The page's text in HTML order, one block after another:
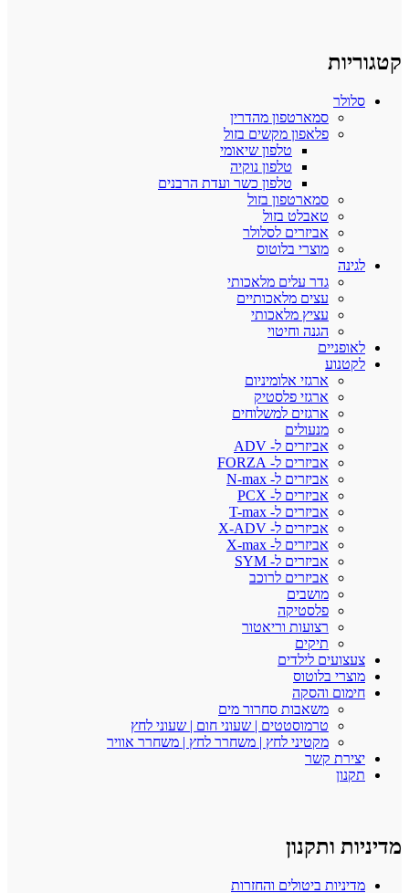
סלולר
סמארטפון מהדרין
פלאפון מקשים בזול
טלפון שיאומי
טלפון נוקיה
טלפון כשר ועדת הרבנים
סמארטפון בזול
טאבלט בזול
אביזרים לסלולר
מוצרי בלוטוס
לגינה
גדר עלים מלאכותי
עצים מלאכותיים
עציץ מלאכותי
הגנה וחיטוי
לאופניים
לקטנוע
ארגזי אלומיניום
ארגזי פלסטיק
ארגזים למשלוחים
מנעולים
אביזרים ל- ADV
אביזרים ל- FORZA
אביזרים ל- N-max
אביזרים ל- PCX
אביזרים ל- T-max
אביזרים ל- X-ADV
אביזרים ל- X-max
אביזרים ל- SYM
אביזרים לרוכב
מושבים
פלסטיקה
רצועות וריאטור
תיקים
צעצועים לילדים
מוצרי בלוטוס
חימום והסקה
משאבות סחרור מים
טרמוסטטים | שעוני חום | שעוני לחץ
מקטיני לחץ | משחרר לחץ | משחרר אוויר
יצירת קשר
תקנון
ותקנון
מדיניות ביטולים והחזרות